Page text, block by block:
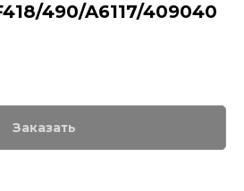
490/A6117/409040
Заказать